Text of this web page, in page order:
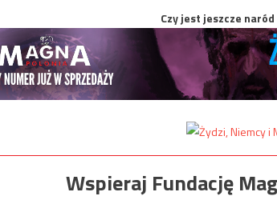
Czy jest jeszcze
Wspieraj Fundację